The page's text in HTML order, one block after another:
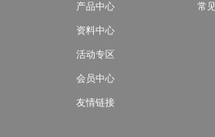
产品中心
资料中心
活动专区
会员中心
友情链接
常